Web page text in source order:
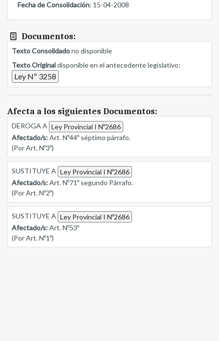
Fecha de Consolidación: 15-04-2008
Documentos:
Texto Consolidadono disponible
Texto Originaldisponible en el antecedente legislativo:
Ley Nº 3258
Afecta a los siguientes Documentos:
DEROGA A Ley Provincial I Nº2686
Afectado/s:Art. Nº44º séptimo párrafo.
(Por Art. Nº3º)
SUSTITUYE A Ley Provincial I Nº2686
Afectado/s:Art. Nº71º segundo Párrafo.
(Por Art. Nº2º)
SUSTITUYE A Ley Provincial I Nº2686
Afectado/s:Art. Nº53º
(Por Art. Nº1º)